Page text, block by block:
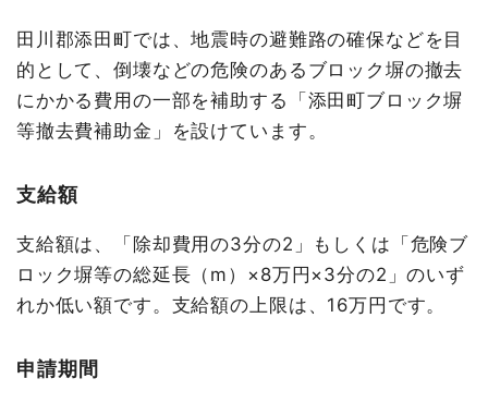
田川郡添田町では、地震時の避難路の確保などを目
的として、倒壊などの危険のあるブロック塀の撤去
にかかる費用の一部を補助する「添田町ブロック塀
等撤去費補助金」を設けています。
支給額
支給額は、「除却費用の3分の2」もしくは「危険ブ
ロック塀等の総延長（m）×8万円×3分の2」のいず
れか低い額です。支給額の上限は、16万円です。
申請期間